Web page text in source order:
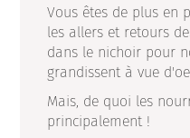
Vous êtes de plus en
les allers et retours
dans le nichoir pour
grandissent à vue
Mais, de quoi les
principalement !